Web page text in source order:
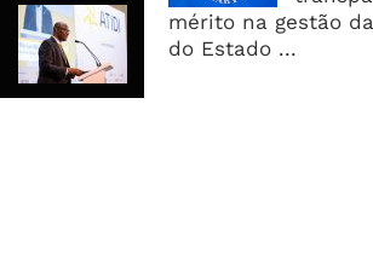
mérito na gestão
do Estado ...
ATIDI Quer Duplicar
Garantias Para